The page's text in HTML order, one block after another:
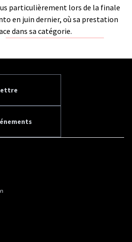
particulièrement lors de la finale
en juin dernier, où sa prestation
dans sa catégorie.